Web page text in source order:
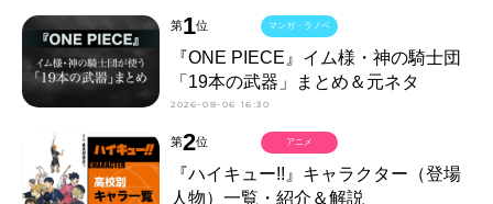
第1位
『ONE PIECE』イム様・神の騎士団
「19本の武器」まとめ＆元ネタ
2026-08-06 16:30
マンガ・ラノベ
第2位
『ハイキュー!!』キャラクター（登場
人物）一覧・紹介＆解説
アニメ